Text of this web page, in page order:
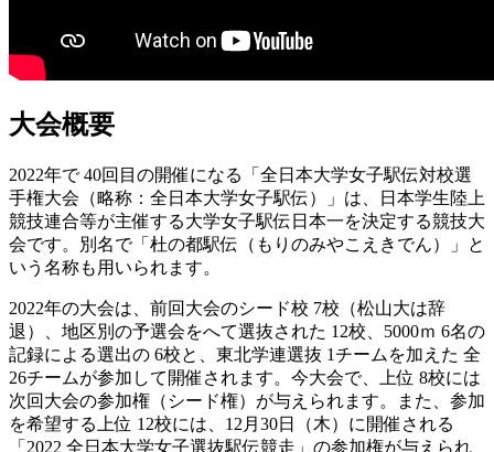
大会概要
2022年で 40回目の開催になる「全日本大学女子駅伝対校選
手権大会（略称：全日本大学女子駅伝）」は、日本学生陸上
競技連合等が主催する大学女子駅伝日本一を決定する競技大
会です。別名で「杜の都駅伝（もりのみやこえきでん）」と
いう名称も用いられます。
2022年の大会は、前回大会のシード校 7校（松山大は辞
退）、地区別の予選会をへて選抜された 12校、5000ｍ 6名の
記録による選出の 6校と、東北学連選抜 1チームを加えた 全
26チームが参加して開催されます。今大会で、上位 8校には
次回大会の参加権（シード権）が与えられます。また、参加
を希望する上位 12校には、12月30日（木）に開催される
「2022 全日本大学女子選抜駅伝競走」の参加権が与えられ